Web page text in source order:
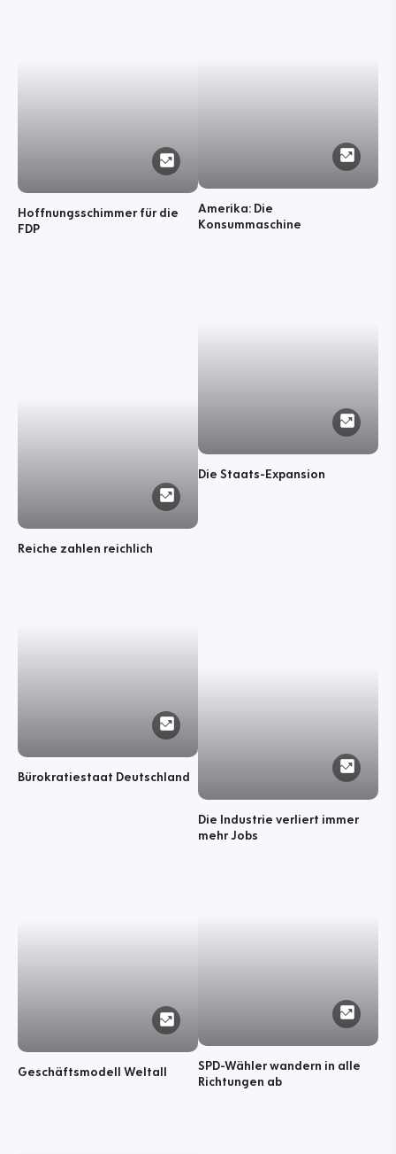
Hoffnungsschimmer für die
FDP
Reiche zahlen reichlich
Bürokratiestaat Deutschland
Geschäftsmodell Weltall
Amerika: Die
Konsummaschine
Die Staats-Expansion
Die Industrie verliert immer
mehr Jobs
SPD-Wähler wandern in alle
Richtungen ab